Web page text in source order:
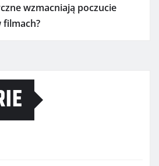
wzmacniają poczucie